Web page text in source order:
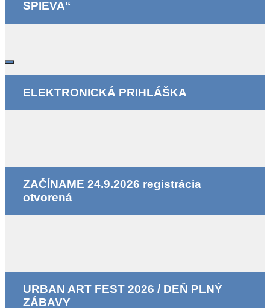
SPIEVA“
ELEKTRONICKÁ PRIHLÁŠKA
ZAČÍNAME 24.9.2026 registrácia
otvorená
URBAN ART FEST 2026 / DEŇ PLNÝ
ZÁBAVY